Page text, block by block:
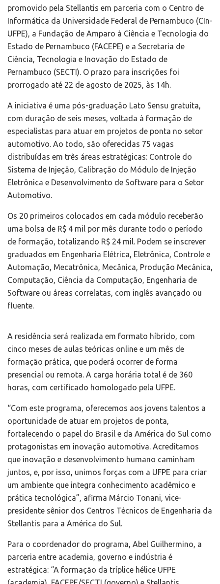
promovido pela Stellantis em parceria com o Centro de
Informática da Universidade Federal de Pernambuco (CIn-
UFPE), a Fundação de Amparo à Ciência e Tecnologia do
Estado de Pernambuco (FACEPE) e a Secretaria de
Ciência, Tecnologia e Inovação do Estado de
Pernambuco (SECTI). O prazo para inscrições foi
prorrogado até 22 de agosto de 2025, às 14h.
A iniciativa é uma pós-graduação Lato Sensu gratuita,
com duração de seis meses, voltada à formação de
especialistas para atuar em projetos de ponta no setor
automotivo. Ao todo, são oferecidas 75 vagas
distribuídas em três áreas estratégicas: Controle do
Sistema de Injeção, Calibração do Módulo de Injeção
Eletrônica e Desenvolvimento de Software para o Setor
Automotivo.
Os 20 primeiros colocados em cada módulo receberão
uma bolsa de R$ 4 mil por mês durante todo o período
de formação, totalizando R$ 24 mil. Podem se inscrever
graduados em Engenharia Elétrica, Eletrônica, Controle e
Automação, Mecatrônica, Mecânica, Produção Mecânica,
Computação, Ciência da Computação, Engenharia de
Software ou áreas correlatas, com inglês avançado ou
fluente.
A residência será realizada em formato híbrido, com
cinco meses de aulas teóricas online e um mês de
formação prática, que poderá ocorrer de forma
presencial ou remota. A carga horária total é de 360
horas, com certificado homologado pela UFPE.
“Com este programa, oferecemos aos jovens talentos a
oportunidade de atuar em projetos de ponta,
fortalecendo o papel do Brasil e da América do Sul como
protagonistas em inovação automotiva. Acreditamos
que inovação e desenvolvimento humano caminham
juntos, e, por isso, unimos forças com a UFPE para criar
um ambiente que integra conhecimento acadêmico e
prática tecnológica”, afirma Márcio Tonani, vice-
presidente sênior dos Centros Técnicos de Engenharia da
Stellantis para a América do Sul.
Para o coordenador do programa, Abel Guilhermino, a
parceria entre academia, governo e indústria é
estratégica: “A formação da tríplice hélice UFPE